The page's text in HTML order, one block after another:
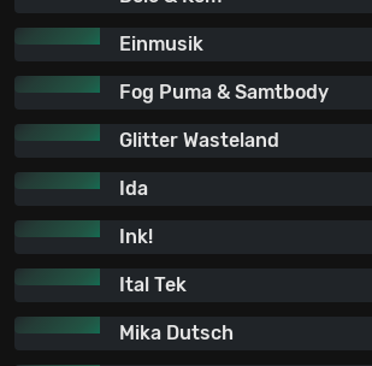
Einmusik
Fog Puma & Samtbody
Glitter Wasteland
Ida
Ink!
Ital Tek
Mika Dutsch